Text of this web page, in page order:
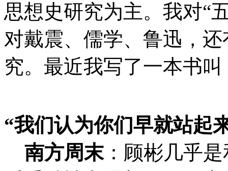
思想史研究为主。我对“
对戴震、儒学、鲁迅，
究。最近我写了一本书
“我们认为你们早就站起
南方周末： 顾彬几乎